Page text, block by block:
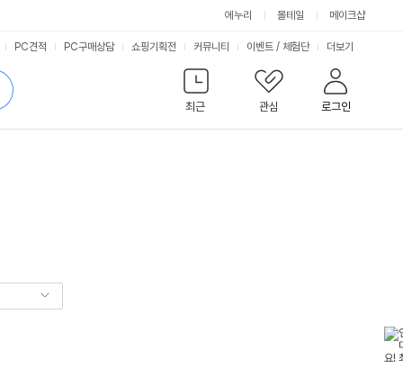
에누리 몰테일 메이크샵
최근
관심 로그인
PC견적 PC구매상담 쇼핑기획전 커뮤니티 이벤트 / 체험단 서
비
스
더보기